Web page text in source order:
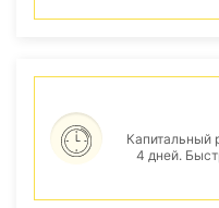
Капитальный
4 дней.